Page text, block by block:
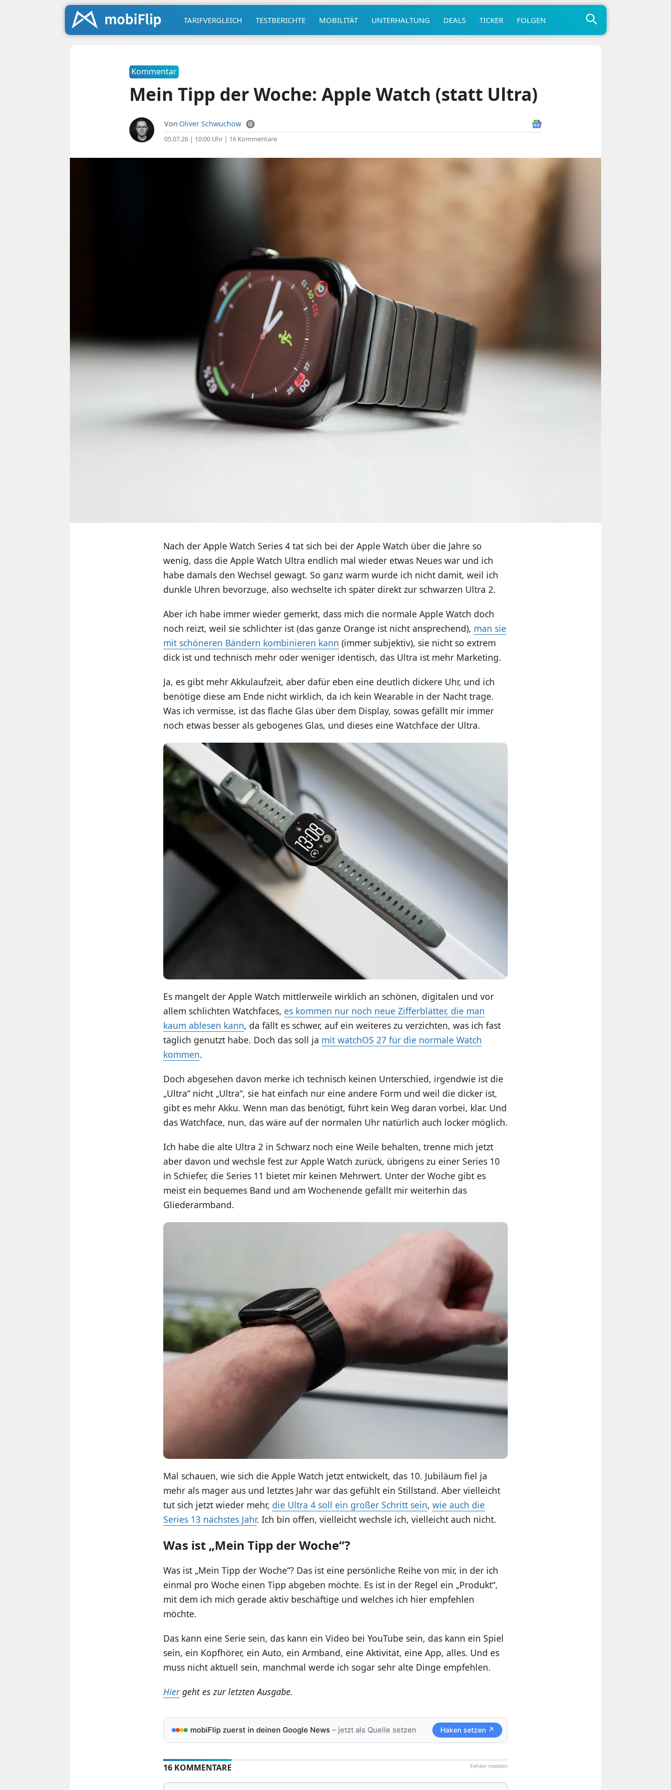
TARIFVERGLEICH TESTBERICHTE MOBILITÄT UNTERHALTUNG DEALS TICKER FOLGEN
Kommentar
Mein Tipp der Woche: Apple Watch (statt Ultra)
Von Oliver Schwuchow
05.07.26 | 10:00 Uhr| 16 Kommentare
Nach der Apple Watch Series 4 tat sich bei der Apple Watch über die Jahre so
wenig, dass die Apple Watch Ultra endlich mal wieder etwas Neues war und ich
habe damals den Wechsel gewagt. So ganz warm wurde ich nicht damit, weil ich
dunkle Uhren bevorzuge, also wechselte ich später direkt zur schwarzen Ultra 2.
Aber ich habe immer wieder gemerkt, dass mich die normale Apple Watch doch
noch reizt, weil sie schlichter ist (das ganze Orange ist nicht ansprechend), man sie
mit schöneren Bändern kombinieren kann (immer subjektiv), sie nicht so extrem
dick ist und technisch mehr oder weniger identisch, das Ultra ist mehr Marketing.
Ja, es gibt mehr Akkulaufzeit, aber dafür eben eine deutlich dickere Uhr, und ich
benötige diese am Ende nicht wirklich, da ich kein Wearable in der Nacht trage.
Was ich vermisse, ist das flache Glas über dem Display, sowas gefällt mir immer
noch etwas besser als gebogenes Glas, und dieses eine Watchface der Ultra.
Es mangelt der Apple Watch mittlerweile wirklich an schönen, digitalen und vor
allem schlichten Watchfaces, es kommen nur noch neue Zifferblätter, die man
kaum ablesen kann, da fällt es schwer, auf ein weiteres zu verzichten, was ich fast
täglich genutzt habe. Doch das soll ja mit watchOS 27 für die normale Watch
kommen.
Doch abgesehen davon merke ich technisch keinen Unterschied, irgendwie ist die
„Ultra“ nicht „Ultra“, sie hat einfach nur eine andere Form und weil die dicker ist,
gibt es mehr Akku. Wenn man das benötigt, führt kein Weg daran vorbei, klar. Und
das Watchface, nun, das wäre auf der normalen Uhr natürlich auch locker möglich.
Ich habe die alte Ultra 2 in Schwarz noch eine Weile behalten, trenne mich jetzt
aber davon und wechsle fest zur Apple Watch zurück, übrigens zu einer Series 10
in Schiefer, die Series 11 bietet mir keinen Mehrwert. Unter der Woche gibt es
meist ein bequemes Band und am Wochenende gefällt mir weiterhin das
Gliederarmband.
Mal schauen, wie sich die Apple Watch jetzt entwickelt, das 10. Jubiläum fiel ja
mehr als mager aus und letztes Jahr war das gefühlt ein Stillstand. Aber vielleicht
tut sich jetzt wieder mehr, die Ultra 4 soll ein großer Schritt sein, wie auch die
Series 13 nächstes Jahr. Ich bin offen, vielleicht wechsle ich, vielleicht auch nicht.
Was ist „Mein Tipp der Woche“?
Was ist „Mein Tipp der Woche“? Das ist eine persönliche Reihe von mir, in der ich
einmal pro Woche einen Tipp abgeben möchte. Es ist in der Regel ein „Produkt“,
mit dem ich mich gerade aktiv beschäftige und welches ich hier empfehlen
möchte.
Das kann eine Serie sein, das kann ein Video bei YouTube sein, das kann ein Spiel
sein, ein Kopfhörer, ein Auto, ein Armband, eine Aktivität, eine App, alles. Und es
muss nicht aktuell sein, manchmal werde ich sogar sehr alte Dinge empfehlen.
Hiergeht es zur letzten Ausgabe.
mobiFlip zuerst in deinen Google News– jetzt als Quelle setzen Haken setzen ↗
Fehler melden
16 KOMMENTARE